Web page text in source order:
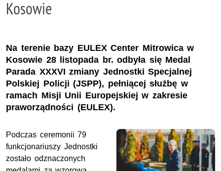
Kosowie
Na terenie bazy EULEX Center Mitrowica w
Kosowie 28 listopada br. odbyła się Medal
Parada XXXVI zmiany Jednostki Specjalnej
Polskiej Policji (JSPP), pełniącej służbę w
ramach Misji Unii Europejskiej w zakresie
praworządności (EULEX).
Podczas ceremonii 79
funkcjonariuszy Jednostki
zostało odznaczonych